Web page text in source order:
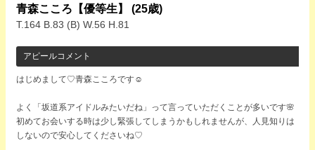
青森こころ【優等生】(25歳)
T.164 B.83 (B) W.56 H.81
アピールコメント
はじめまして♡青森こころです☺
よく「坂道系アイドルみたいだね」って言っていただくことが多いです🌸
初めてお会いする時は少し緊張してしまうかもしれませんが、人見知りは
しないので安心してくださいね♡